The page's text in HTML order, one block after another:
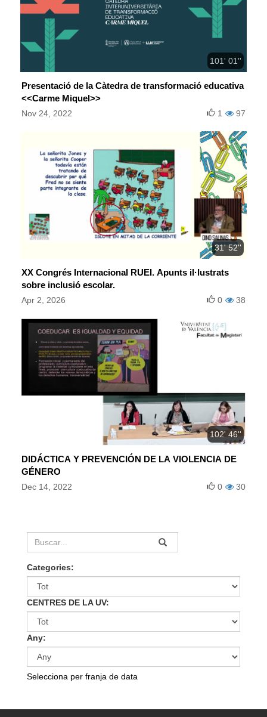
101' 01''
Presentació de la Càtedra de transformació educativa
<<Carme Miquel>>
Nov 24, 2022 97
1
31' 52''
XX Congrés Internacional RUEI. Apunts il·lustrats
sobre inclusió escolar.
Apr 2, 2026 38
0
102' 46''
DIDÁCTICA Y PREVENCIÓN DE LA VIOLENCIA DE
GÉNERO
Dec 14, 2022 30
0
Categories:
CENTRES DE LA UV:
Any:
Selecciona per franja de data